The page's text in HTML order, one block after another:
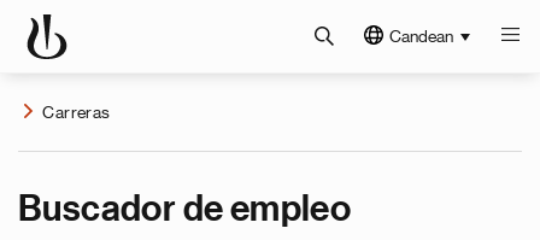
Candean
Carreras
Buscador de empleo